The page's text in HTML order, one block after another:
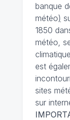
banque
météo)
1850
météo,
est
sites
sur